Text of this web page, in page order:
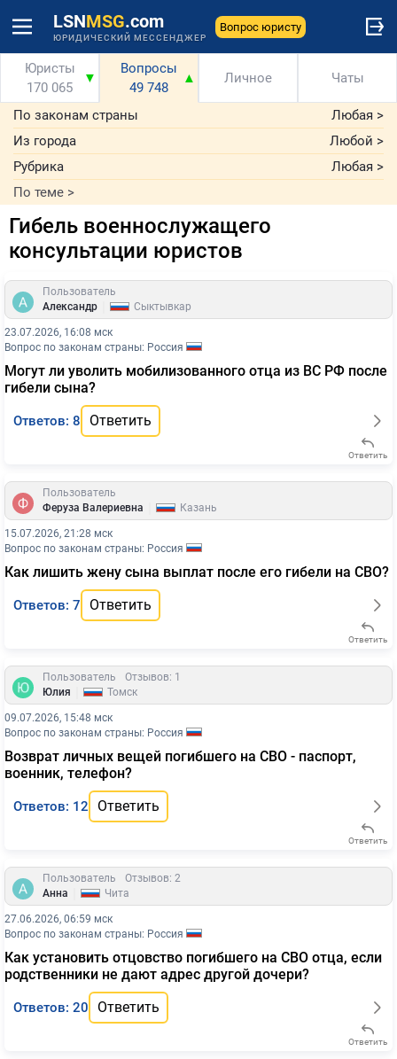
LSNMSG.com
ЮРИДИЧЕСКИЙ МЕССЕНДЖЕР
Вопрос юристу
Юристы
170 065
▼
Вопросы
49 748
▲ Личное Чаты
По законам страны Любая >
Из города
Любой >
Рубрика
Любая >
По теме >
Гибель военнослужащего
консультации юристов
Пользователь
Александр
Сыктывкар
23.07.2026, 16:08 мск
Вопрос по законам страны: Россия
Могут ли уволить мобилизованного отца из ВС РФ после
гибели сына?
Ответов: 8 Ответить
Ответить
Пользователь
Феруза Валериевна
Казань
15.07.2026, 21:28 мск
Вопрос по законам страны: Россия
Как лишить жену сына выплат после его гибели на СВО?
Ответов: 7 Ответить
Ответить
Пользователь
Отзывов: 1
Юлия
Томск
09.07.2026, 15:48 мск
Вопрос по законам страны: Россия
Возврат личных вещей погибшего на СВО - паспорт,
военник, телефон?
Ответов: 12 Ответить
Ответить
Пользователь
Отзывов: 2
Анна
Чита
27.06.2026, 06:59 мск
Вопрос по законам страны: Россия
Как установить отцовство погибшего на СВО отца, если
родственники не дают адрес другой дочери?
Ответов: 20 Ответить
Ответить